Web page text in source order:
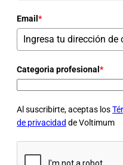
Email *
Categoria profesional *
Al suscribirte, aceptas los
de privacidad de Voltimum